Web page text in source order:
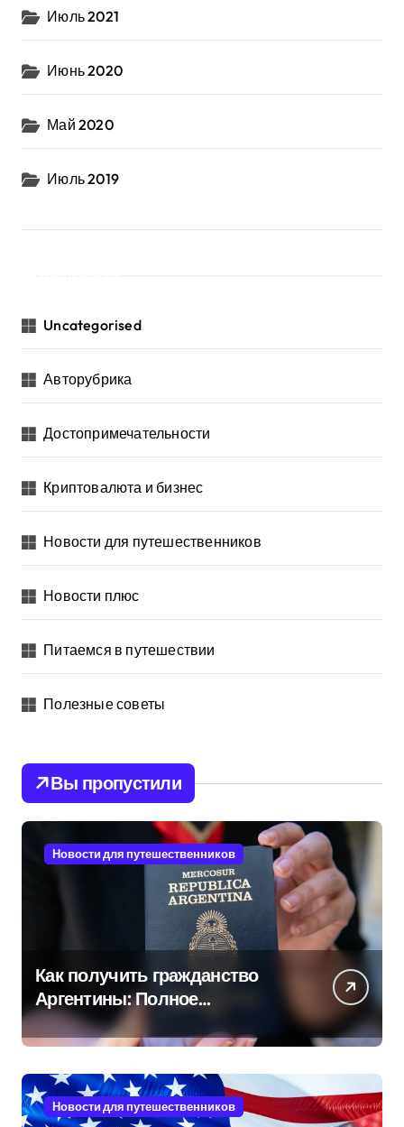
Июль 2021
Июнь 2020
Май 2020
Июль 2019
Uncategorised
Авторубрика
Достопримечательности
Криптовалюта и бизнес
Новости для путешественников
Новости плюс
Питаемся в путешествии
Полезные советы
Вы пропустили
Новости для путешественников
Как получить гражданство
Аргентины: Полное
руководство
Новости для путешественников